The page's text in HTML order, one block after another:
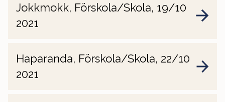
Jokkmokk, Förskola/Skola, 19/10
2021
Haparanda, Förskola/Skola, 22/10
2021